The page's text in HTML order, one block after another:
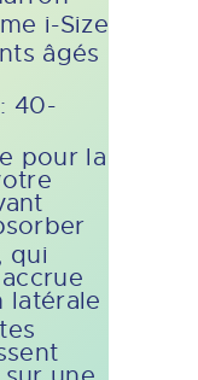
i-Size
âgés
40-
pour la
qui
latérale